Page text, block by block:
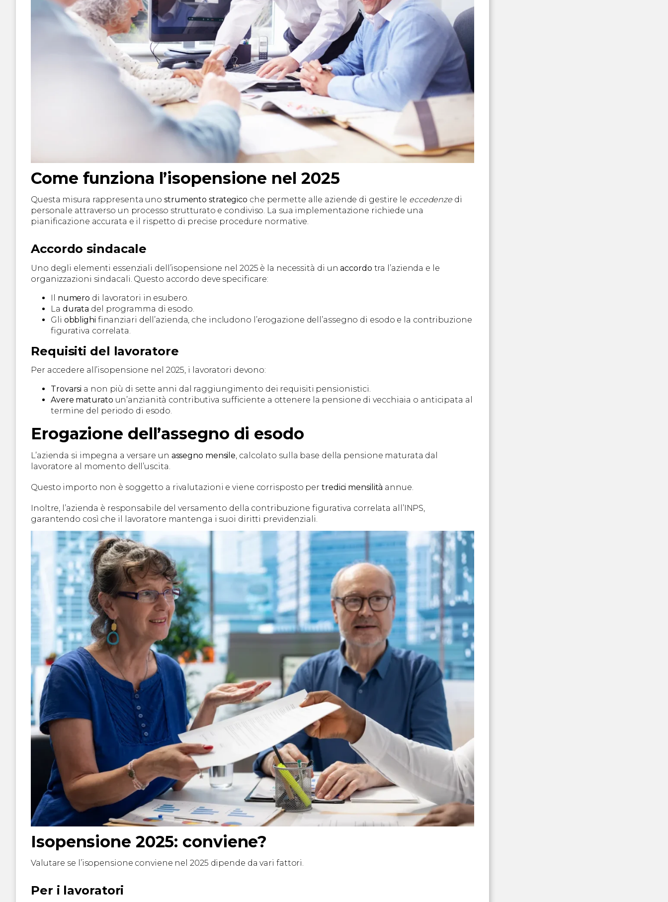
Come funziona l’isopensione nel 2025
Questa misura rappresenta uno strumento strategico che permette alle aziende di gestire le eccedenze di
personale attraverso un processo strutturato e condiviso. La sua implementazione richiede una
pianificazione accurata e il rispetto di precise procedure normative.
Accordo sindacale
Uno degli elementi essenziali dell’isopensione nel 2025 è la necessità di unaccordo tra l’azienda e le
organizzazioni sindacali. Questo accordo deve specificare:
Il numero di lavoratori in esubero.
La durata del programma di esodo.
Gli obblighi finanziari dell’azienda, che includono l’erogazione dell’assegno di esodo e la contribuzione
figurativa correlata.
Requisiti del lavoratore
Per accedere all’isopensione nel 2025, i lavoratori devono:
Trovarsi a non più di sette anni dal raggiungimento dei requisiti pensionistici.
Avere maturato un’anzianità contributiva sufficiente a ottenere la pensione di vecchiaia o anticipata al
termine del periodo di esodo.
Erogazione dell’assegno di esodo
L’azienda si impegna a versare un assegno mensile , calcolato sulla base della pensione maturata dal
lavoratore al momento dell’uscita.
Questo importo non è soggetto a rivalutazioni e viene corrisposto per tredici mensilità annue.
Inoltre, l’azienda è responsabile del versamento della contribuzione figurativa correlata all’INPS,
garantendo così che il lavoratore mantenga i suoi diritti previdenziali.
Isopensione 2025: conviene?
Valutare se l’isopensione conviene nel 2025 dipende da vari fattori.
Per i lavoratori